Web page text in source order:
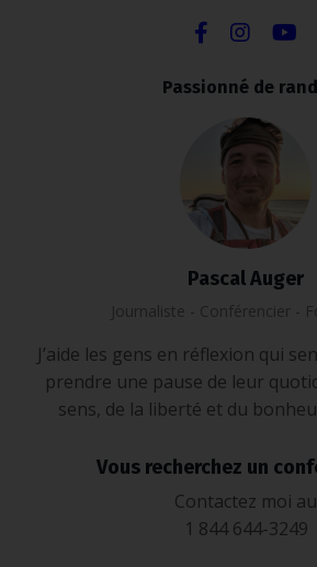
Passionné de
Pascal Auger
Journaliste - Conférencier -
J’aide les gens en réflexion qui
prendre une pause de leur
sens, de la liberté et du
Vous recherchez un
Contactez moi au
1 844 644-3249